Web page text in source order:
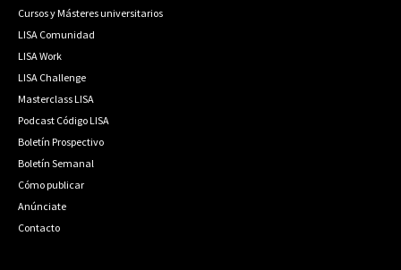
Cursos y Másteres universitarios
LISA Comunidad
LISA Work
LISA Challenge
Masterclass LISA
Podcast Código LISA
Boletín Prospectivo
Boletín Semanal
Cómo publicar
Anúnciate
Contacto